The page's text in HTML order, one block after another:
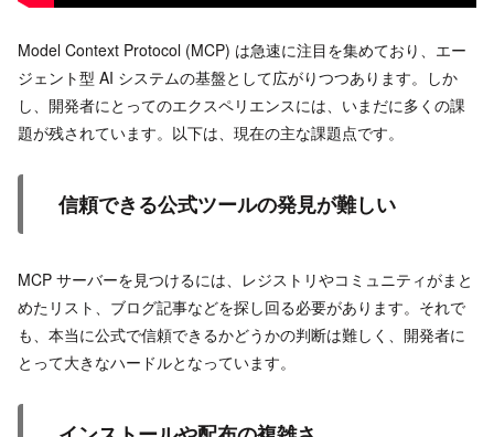
Model Context Protocol (MCP) は急速に注目を集めており、エー
ジェント型 AI システムの基盤として広がりつつあります。しか
し、開発者にとってのエクスペリエンスには、いまだに多くの課
題が残されています。以下は、現在の主な課題点です。
信頼できる公式ツールの発見が難しい
MCP サーバーを見つけるには、レジストリやコミュニティがまと
めたリスト、ブログ記事などを探し回る必要があります。それで
も、本当に公式で信頼できるかどうかの判断は難しく、開発者に
とって大きなハードルとなっています。